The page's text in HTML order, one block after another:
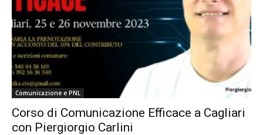
Comunicazione e PNL
Corso di Comunicazione Efficace a Cagliari
con Piergiorgio Carlini